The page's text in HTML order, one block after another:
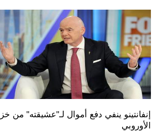
إنفانتينو ينفي دفع أموال لـ"عشيقته" من
الأوروبي